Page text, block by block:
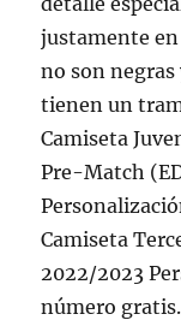
justamente en
no son
tienen un
Camiseta
Pre-Match
Camiseta
2022/2023
número gratis.